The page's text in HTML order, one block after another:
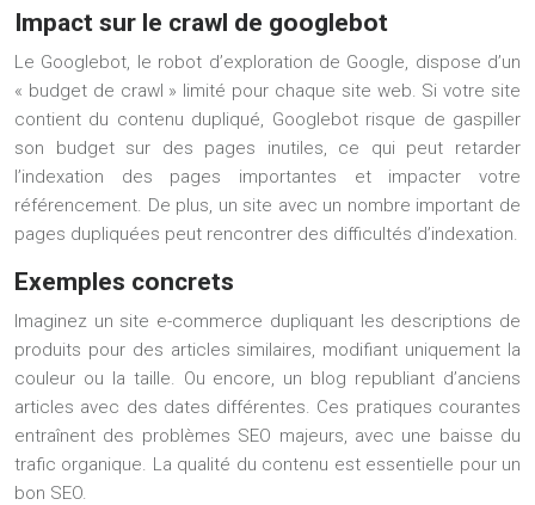
Impact sur le crawl de googlebot
Le Googlebot, le robot d’exploration de Google, dispose d’un
« budget de crawl » limité pour chaque site web. Si votre site
contient du contenu dupliqué, Googlebot risque de gaspiller
son budget sur des pages inutiles, ce qui peut retarder
l’indexation des pages importantes et impacter votre
référencement. De plus, un site avec un nombre important de
pages dupliquées peut rencontrer des difficultés d’indexation.
Exemples concrets
Imaginez un site e-commerce dupliquant les descriptions de
produits pour des articles similaires, modifiant uniquement la
couleur ou la taille. Ou encore, un blog republiant d’anciens
articles avec des dates différentes. Ces pratiques courantes
entraînent des problèmes SEO majeurs, avec une baisse du
trafic organique. La qualité du contenu est essentielle pour un
bon SEO.